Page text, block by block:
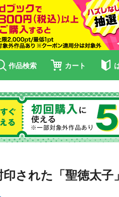
作品検索 カート
された「聖徳太子